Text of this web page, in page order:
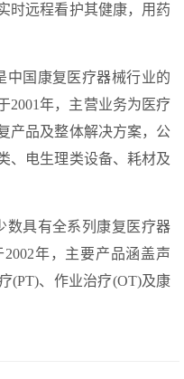
时远程看护其健康，用药
中国康复医疗器械行业的
2001年，主营业务为医疗
产品及整体解决方案，公
、电生理类设备、耗材及
数具有全系列康复医疗器
年，主要产品涵盖声
(PT)、作业治疗(OT)及康